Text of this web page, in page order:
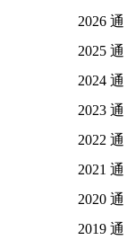
2026
2025
2024
2023
2022
2021
2020
2019